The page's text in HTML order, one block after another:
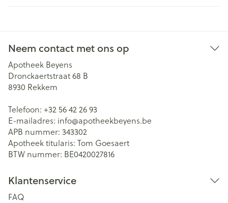
Neem contact met ons op
Apotheek Beyens
Dronckaertstraat 68 B
8930 Rekkem
Telefoon: +32 56 42 26 93
E-mailadres: info@apotheekbeyens.be
APB nummer: 343302
Apotheek titularis: Tom Goesaert
BTW nummer: BE0420027816
Klantenservice
FAQ